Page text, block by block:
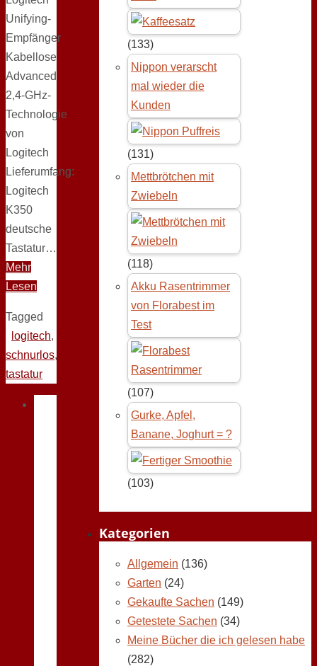
Unifying-
Empfänger
Kabellose
Advanced
2,4-GHz-
Technologie
von
Logitech
Lieferumfang:
Logitech
K350
deutsche
Tastatur…
Mehr
Lesen
Tagged
logitech,
schnurlos,
tastatur
(133)
Nippon verarscht
mal wieder die
Kunden
(131)
Mettbrötchen mit
Zwiebeln
(118)
Akku Rasentrimmer
von Florabest im
Test
(107)
Gurke, Apfel,
Banane, Joghurt = ?
(103)
Kategorien
Allgemein (136)
Garten (24)
Gekaufte Sachen (149)
Getestete Sachen (34)
Meine Bücher die ich gelesen habe
(282)